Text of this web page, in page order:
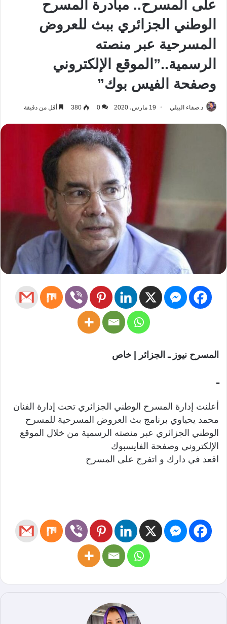
على المسرح.. مبادرة المسرح
الوطني الجزائري ببث للعروض
المسرحية عبر منصته
الرسمية..”الموقع الإلكتروني
وصفحة الفيس بوك”
د.صفاء البيلي 19 مارس، 2020 0
380 أقل من دقيقة
المسرح نيوز ـ الجزائر | خاص
ـ
أعلنت إدارة المسرح الوطني الجزائري تحت إدارة الفنان
محمد يحياوي برنامج بث العروض المسرحية للمسرح
الوطني الجزائري عبر منصته الرسمية من خلال الموقع
الإلكتروني وصفحة الفايسبوك
اقعد في دارك و اتفرج على المسرح